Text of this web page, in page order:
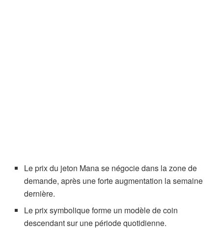
Le prix du jeton Mana se négocie dans la zone de
demande, après une forte augmentation la semaine
dernière.
Le prix symbolique forme un modèle de coin
descendant sur une période quotidienne.